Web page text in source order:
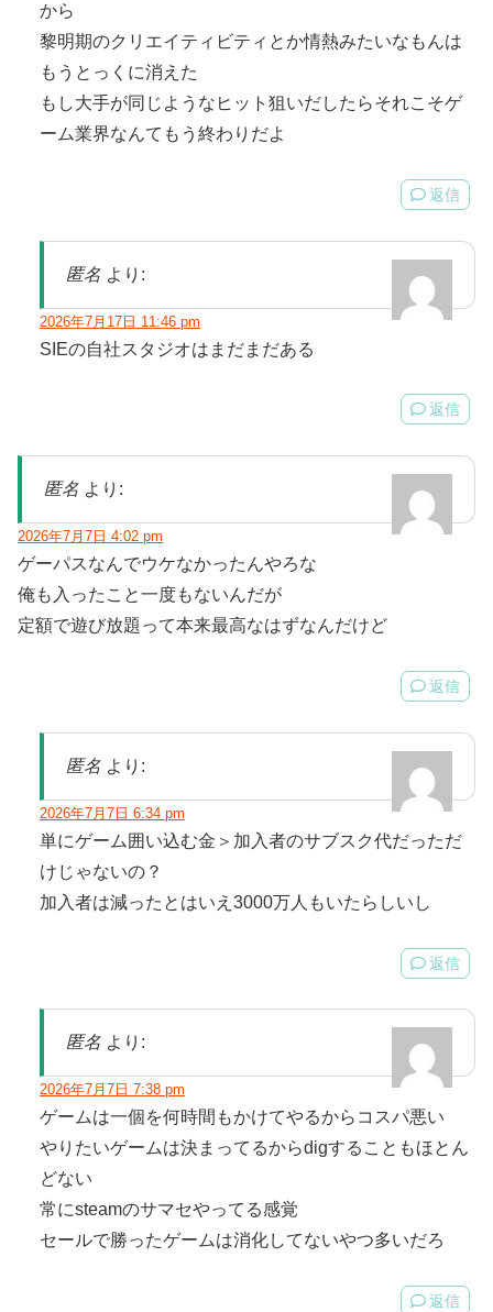
から
黎明期のクリエイティビティとか情熱みたいなもんは
もうとっくに消えた
もし大手が同じようなヒット狙いだしたらそれこそゲ
ーム業界なんてもう終わりだよ
返信
匿名 より:
2026年7月17日 11:46 pm
SIEの自社スタジオはまだまだある
返信
匿名 より:
2026年7月7日 4:02 pm
ゲーパスなんでウケなかったんやろな
俺も入ったこと一度もないんだが
定額で遊び放題って本来最高なはずなんだけど
返信
匿名 より:
2026年7月7日 6:34 pm
単にゲーム囲い込む金＞加入者のサブスク代だっただ
けじゃないの？
加入者は減ったとはいえ3000万人もいたらしいし
返信
匿名 より:
2026年7月7日 7:38 pm
ゲームは一個を何時間もかけてやるからコスパ悪い
やりたいゲームは決まってるからdigすることもほとん
どない
常にsteamのサマセやってる感覚
セールで勝ったゲームは消化してないやつ多いだろ
返信